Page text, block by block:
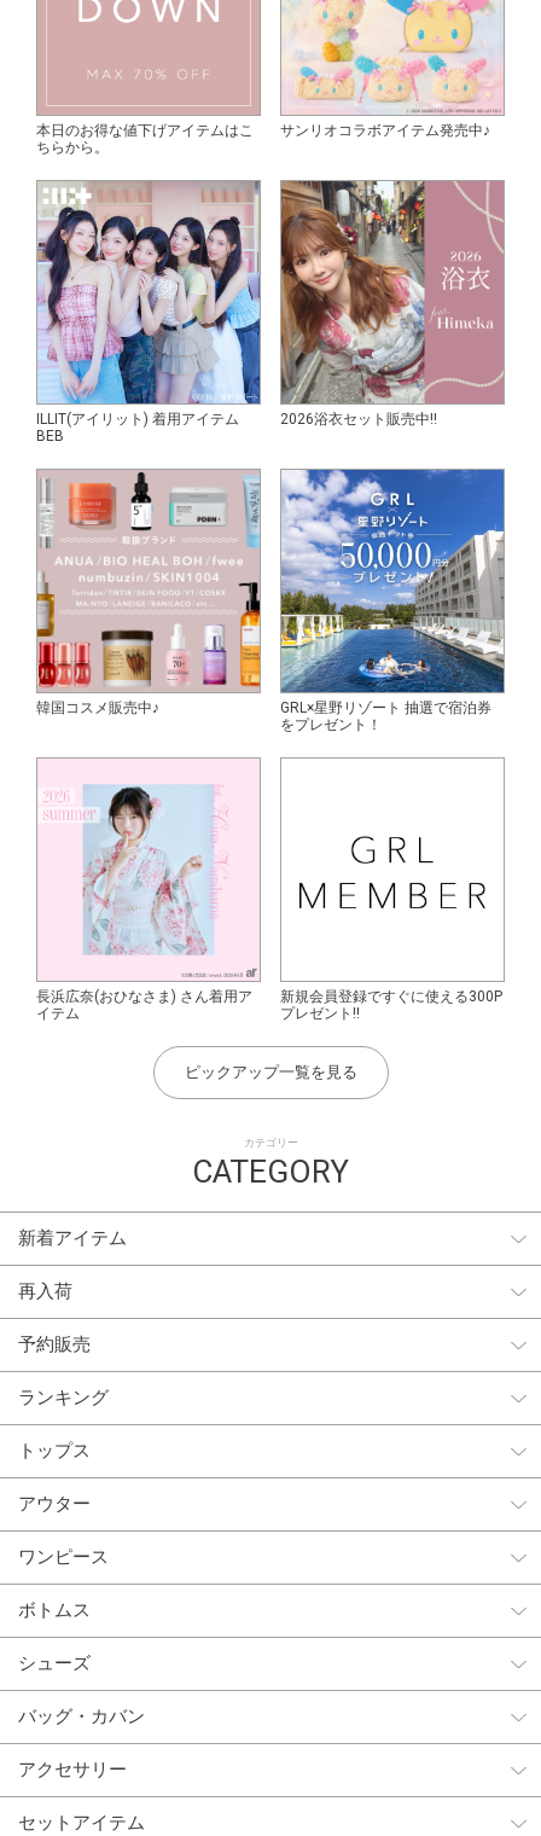
カテゴリー
CATEGORY
新着アイテム
再入荷
予約販売
ランキング
トップス
アウター
ワンピース
ボトムス
シューズ
バッグ・カバン
アクセサリー
セットアイテム
本日のお得な値下げアイテムはこ
ちらから。
サンリオコラボアイテム発売中♪
ILLIT(アイリット) 着用アイテム
BEB
2026浴衣セット販売中!!
韓国コスメ販売中♪
GRL×星野リゾート 抽選で宿泊券
をプレゼント！
長浜広奈(おひなさま) さん着用ア
イテム
新規会員登録ですぐに使える300P
プレゼント!!
ピックアップ一覧を見る